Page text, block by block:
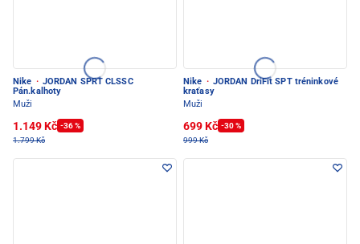
Nike · JORDAN SPRT CLSSC
Pán.kalhoty
Muži
1.149 Kč -36 %
1.799 Kč
Nike · JORDAN DriFit SPT tréninkové
kraťasy
Muži
699 Kč -30 %
999 Kč